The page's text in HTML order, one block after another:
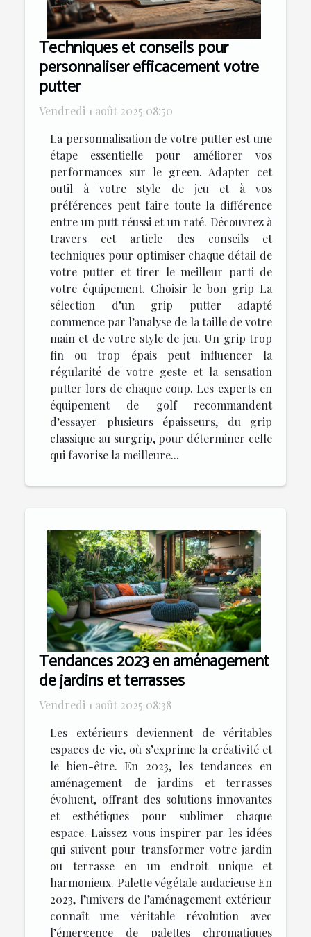
Techniques et conseils pour
personnaliser efficacement votre
putter
Vendredi 1 août 2025 08:50
La personnalisation de votre putter est une
étape essentielle pour améliorer vos
performances sur le green. Adapter cet
outil à votre style de jeu et à vos
préférences peut faire toute la différence
entre un putt réussi et un raté. Découvrez à
travers cet article des conseils et
techniques pour optimiser chaque détail de
votre putter et tirer le meilleur parti de
votre équipement. Choisir le bon grip La
sélection d’un grip putter adapté
commence par l’analyse de la taille de votre
main et de votre style de jeu. Un grip trop
fin ou trop épais peut influencer la
régularité de votre geste et la sensation
putter lors de chaque coup. Les experts en
équipement de golf recommandent
d’essayer plusieurs épaisseurs, du grip
classique au surgrip, pour déterminer celle
qui favorise la meilleure...
Tendances 2023 en aménagement
de jardins et terrasses
Vendredi 1 août 2025 08:38
Les extérieurs deviennent de véritables
espaces de vie, où s’exprime la créativité et
le bien-être. En 2023, les tendances en
aménagement de jardins et terrasses
évoluent, offrant des solutions innovantes
et esthétiques pour sublimer chaque
espace. Laissez-vous inspirer par les idées
qui suivent pour transformer votre jardin
ou terrasse en un endroit unique et
harmonieux. Palette végétale audacieuse En
2023, l’univers de l’aménagement extérieur
connaît une véritable révolution avec
l’émergence de palettes chromatiques